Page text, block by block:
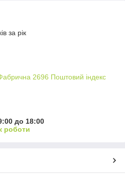
за рік
2696 Поштовий індекс
до 18:00
роботи